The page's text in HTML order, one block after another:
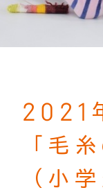
2021
「毛
（小